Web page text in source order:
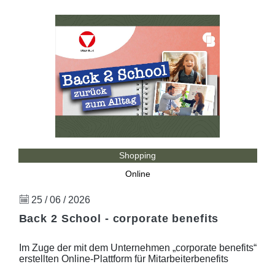
Shopping
Online
25 / 06 / 2026
Back 2 School - corporate benefits
Im Zuge der mit dem Unternehmen „corporate benefits“
erstellten Online-Plattform für Mitarbeiterbenefits